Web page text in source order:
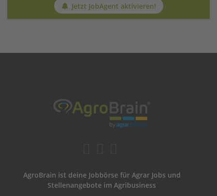
Jetzt JobAgent aktivieren!
AgroBrain ist deine Jobbörse für Agrar Jobs und
Stellenangebote im Agribusiness